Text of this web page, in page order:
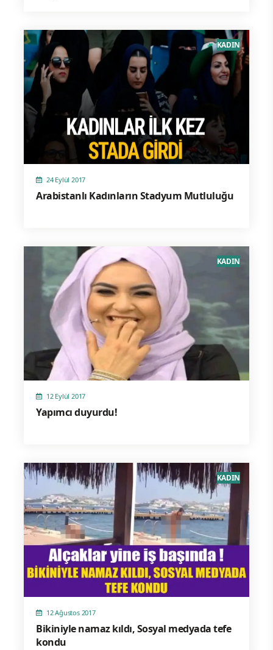
24 Eylül 2017
Arabistanlı Kadınların Stadyum Mutluluğu
KADIN
12 Eylül 2017
Yapımcı duyurdu!
KADIN
12 Ağustos 2017
Bikiniyle namaz kıldı, Sosyal medyada tefe
kondu
KADIN